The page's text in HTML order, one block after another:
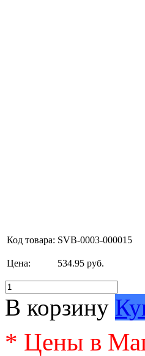
Код товара: SVB-0003-000015
Цена: 534.95 руб.
В корзину
* Цены в